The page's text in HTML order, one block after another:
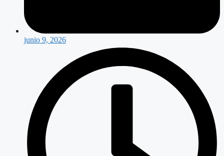
junio 9, 2026